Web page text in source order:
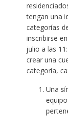
tengan una
categorías
inscribirse
julio a las
crear una
categoría,
Una